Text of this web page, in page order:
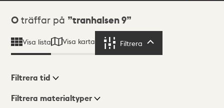
Sökresultat
0 träffar på tranhalsen 9
Visa lista Visa karta Filtrera
Visningsläge
Filtrera tid
Filtrera materialtyper